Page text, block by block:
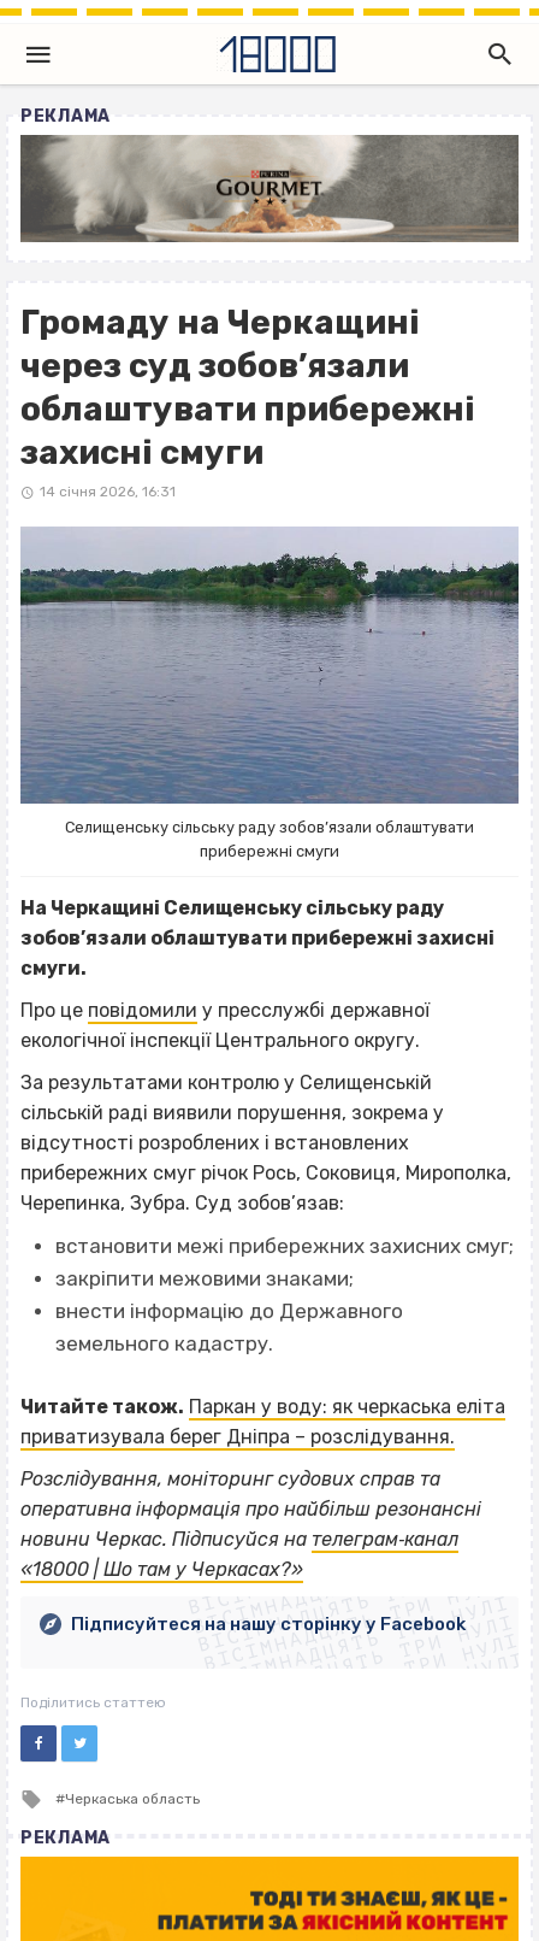
РЕКЛАМА
Громаду на Черкащині
через суд зобов’язали
облаштувати прибережні
захисні смуги
14 січня 2026, 16:31
Селищенську сільську раду зобов’язали облаштувати
прибережні смуги
На Черкащині Селищенську сільську раду
зобов’язали облаштувати прибережні захисні
смуги.
Про це повідомили у пресслужбі державної
екологічної інспекції Центрального округу.
За результатами контролю у Селищенській
сільській раді виявили порушення, зокрема у
відсутності розроблених і встановлених
прибережних смуг річок Рось, Соковиця, Мирополка,
Черепинка, Зубра. Суд зобов’язав:
встановити межі прибережних захисних смуг;
закріпити межовими знаками;
внести інформацію до Державного
земельного кадастру.
Читайте також. Паркан у воду: як черкаська еліта
приватизувала берег Дніпра – розслідування.
Розслідування, моніторинг судових справ та
оперативна інформація про найбільш резонансні
новини Черкас. Підписуйся на телеграм‐канал
«18000 | Шо там у Черкасах?»ВІСІМНАДЦЯТЬ ТРИ НУЛІ
ВІСІМНАДЦЯТЬ ТРИ НУЛІ
ВІСІМНАДЦЯТЬ ТРИ НУЛІ
ВІСІМНАДЦЯТЬ ТРИ НУЛІ
ВІСІМНАДЦЯТЬ ТРИ НУЛІ
ВІСІМНАДЦЯТЬ ТРИ НУЛІ
ВІСІМНАДЦЯТЬ ТРИ НУЛІ
ВІСІМНАДЦЯТЬ ТРИ НУЛІ
Підписуйтеся на нашу сторінку у Facebook
Поділитись статтею
Tagged
Черкаська область
РЕКЛАМА